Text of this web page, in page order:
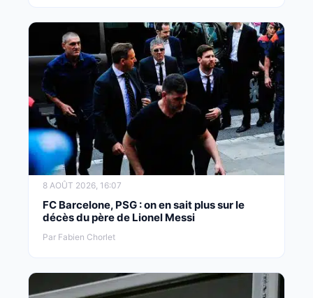
8 AOÛT 2026, 16:07
FC Barcelone, PSG : on en sait plus sur le
décès du père de Lionel Messi
Par Fabien Chorlet